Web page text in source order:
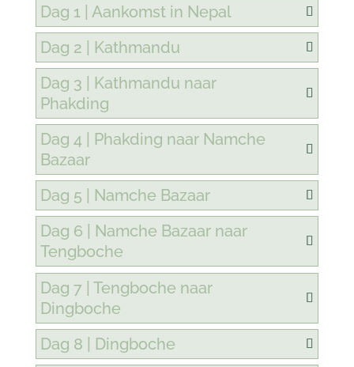
Dag 1 | Aankomst in Nepal
Dag 2 | Kathmandu
Dag 3 | Kathmandu naar
Phakding
Dag 4 | Phakding naar Namche
Bazaar
Dag 5 | Namche Bazaar
Dag 6 | Namche Bazaar naar
Tengboche
Dag 7 | Tengboche naar
Dingboche
Dag 8 | Dingboche